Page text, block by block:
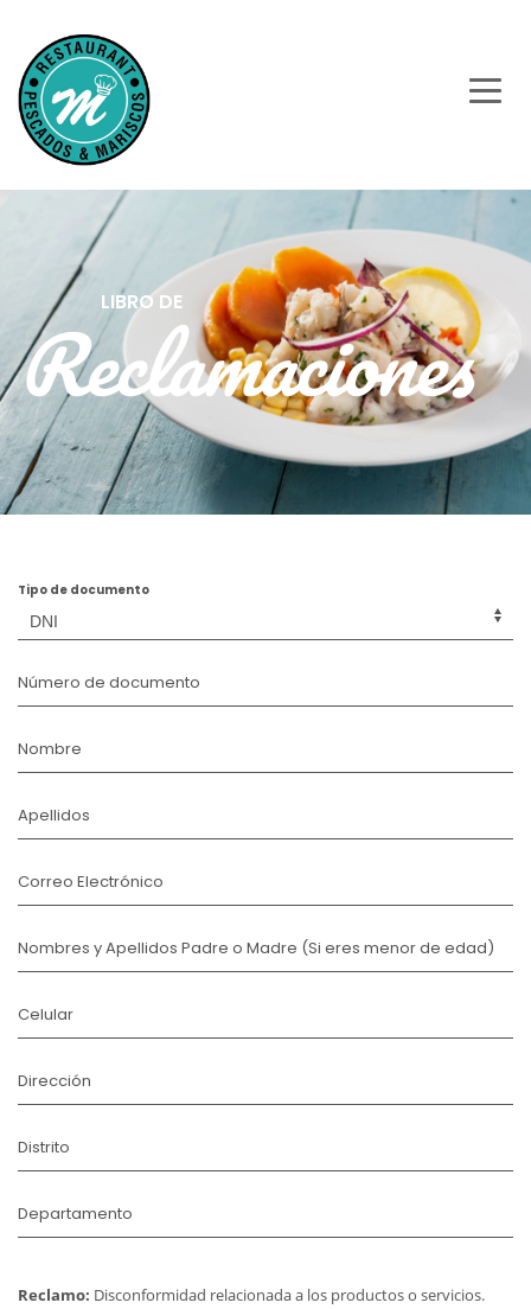
LIBRO DE
Reclamaciones
Tipo de documento
Número de documento
Nombre
Apellidos
Correo Electrónico
Nombres y Apellidos Padre o Madre (Si eres menor de edad)
Celular
Dirección
Distrito
Departamento
Reclamo: Disconformidad relacionada a los productos o servicios.